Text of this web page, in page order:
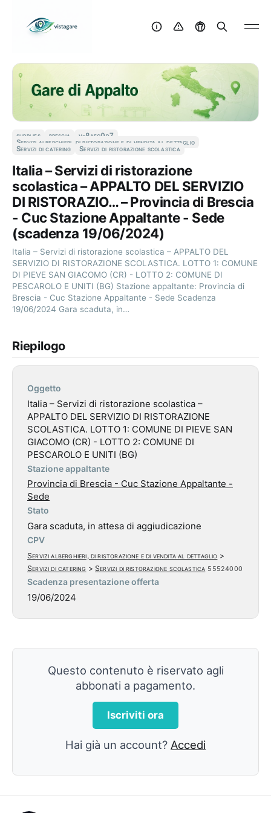
supplies brescia v-8aec0d7
Servizi alberghieri, di ristorazione e di vendita al dettaglio
Servizi di catering Servizi di ristorazione scolastica
Italia – Servizi di ristorazione
scolastica – APPALTO DEL SERVIZIO
DI RISTORAZIO… – Provincia di Brescia
- Cuc Stazione Appaltante - Sede
(scadenza 19/06/2024)
Italia – Servizi di ristorazione scolastica – APPALTO DEL
SERVIZIO DI RISTORAZIONE SCOLASTICA. LOTTO 1: COMUNE
DI PIEVE SAN GIACOMO (CR) - LOTTO 2: COMUNE DI
PESCAROLO E UNITI (BG) Stazione appaltante: Provincia di
Brescia - Cuc Stazione Appaltante - Sede Scadenza
19/06/2024 Gara scaduta, in…
Riepilogo
Oggetto
Italia – Servizi di ristorazione scolastica –
APPALTO DEL SERVIZIO DI RISTORAZIONE
SCOLASTICA. LOTTO 1: COMUNE DI PIEVE SAN
GIACOMO (CR) - LOTTO 2: COMUNE DI
PESCAROLO E UNITI (BG)
Stazione appaltante
Provincia di Brescia - Cuc Stazione Appaltante -
Sede
Stato
Gara scaduta, in attesa di aggiudicazione
CPV
Servizi alberghieri, di ristorazione e di vendita al dettaglio >
Servizi di catering > Servizi di ristorazione scolastica 55524000
Scadenza presentazione offerta
19/06/2024
Questo contenuto è riservato agli
abbonati a pagamento.
Iscriviti ora
Hai già un account? Accedi